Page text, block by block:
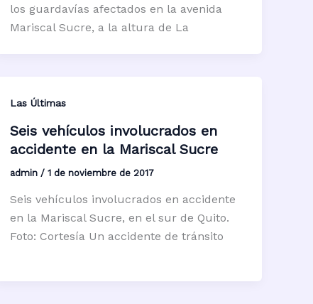
los guardavías afectados en la avenida
Mariscal Sucre, a la altura de La
Las Últimas
Seis vehículos involucrados en
accidente en la Mariscal Sucre
admin /1 de noviembre de 2017
Seis vehículos involucrados en accidente
en la Mariscal Sucre, en el sur de Quito.
Foto: Cortesía Un accidente de tránsito